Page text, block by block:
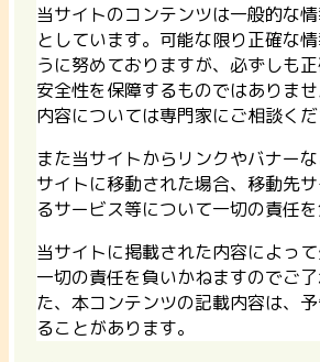
当サイトのコンテンツは一般的な
としています。可能な限り正確な
うに努めておりますが、必ずしも
安全性を保障するものではありま
内容については専門家にご相談くだ
また当サイトからリンクやバナー
サイトに移動された場合、移動先
るサービス等について一切の責任を
当サイトに掲載された内容によっ
一切の責任を負いかねますのでご
た、本コンテンツの記載内容は、
ることがあります。